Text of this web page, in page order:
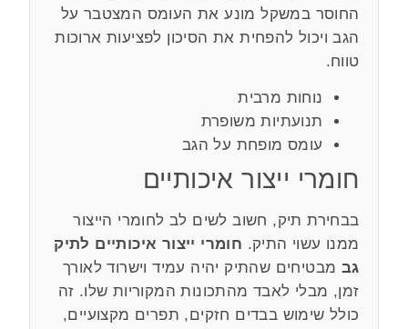
החוסר במשקל מונע את העומס המצטבר על
הגב ויכול להפחית את הסיכון לפציעות ארוכות
טווח.
נוחות מרבית
תנועתיות משופרת
עומס מופחת על הגב
חומרי ייצור איכותיים
בבחירת תיק, חשוב לשים לב לחומרי הייצור
ממנו עשוי התיק. חומרי ייצור איכותיים לתיק
גב מבטיחים שהתיק יהיה עמיד וישרוד לאורך
זמן, מבלי לאבד מהתכונות המקוריות שלו. זה
כולל שימוש בבדים חזקים, תפרים מקצועיים,